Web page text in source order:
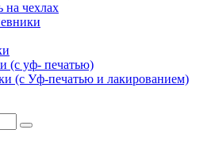
на чехлах
(с уф- печатью)
(с Уф-печатью и лакированием)